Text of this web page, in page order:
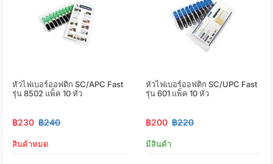
หัวไฟเบอร์ออฟติก SC/APC Fast
รุ่น 8502 แพ็ค 10 หัว
฿230 ฿240
สินค้าหมด
หัวไฟเบอร์ออฟติก SC/UPC Fast
รุ่น 601 แพ็ค 10 หัว
฿200 ฿220
มีสินค้า